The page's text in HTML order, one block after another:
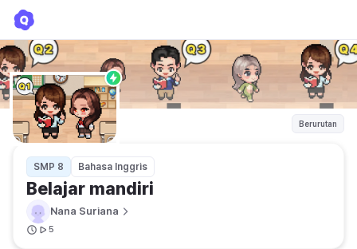
Berurutan
SMP 8 Bahasa Inggris
Belajar mandiri
Nana Suriana
5